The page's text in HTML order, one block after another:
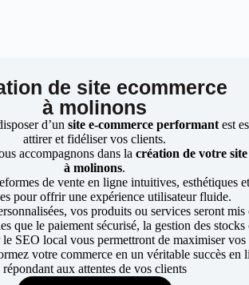
de site ecommerce
à molinons
d’un site e-commerce performant est
attirer et fidéliser vos clients.
accompagnons dans la création de votre
à molinons.
de vente en ligne intuitives, esthétiques
pour offrir une expérience utilisateur fluide.
vos produits ou services seront mis
que le paiement sécurisé, la gestion des stocks
SEO local vous permettront de maximiser vos
votre commerce en un véritable succès en
répondant aux attentes de vos clients